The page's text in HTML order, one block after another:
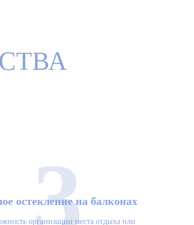
остекление на балконах
организации места отдыха или
3